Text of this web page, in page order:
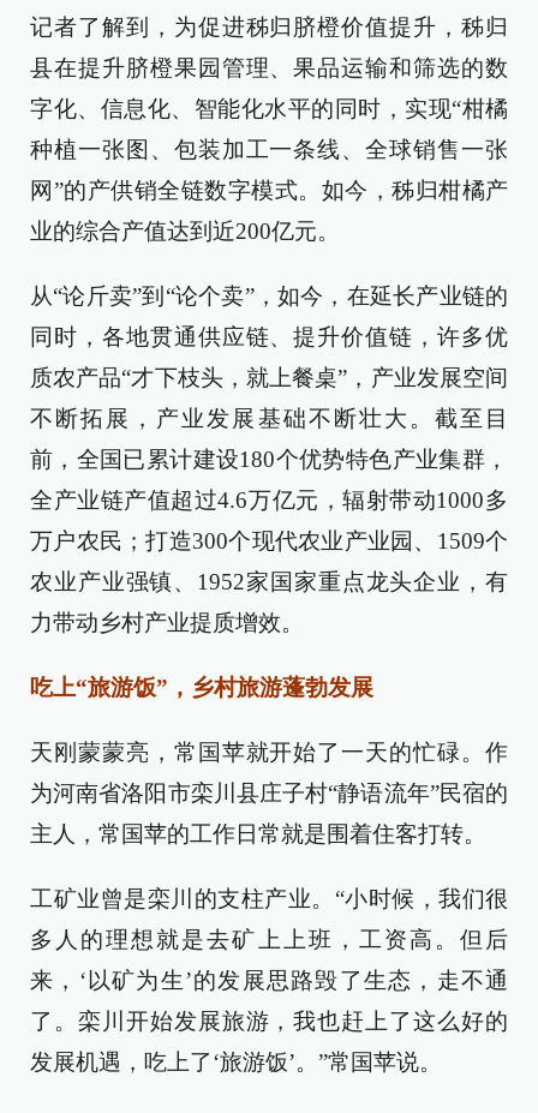
记者了解到，为促进秭归脐橙价值提升，秭归
县在提升脐橙果园管理、果品运输和筛选的数
字化、信息化、智能化水平的同时，实现“柑橘
种植一张图、包装加工一条线、全球销售一张
网”的产供销全链数字模式。如今，秭归柑橘产
业的综合产值达到近200亿元。
从“论斤卖”到“论个卖”，如今，在延长产业链的
同时，各地贯通供应链、提升价值链，许多优
质农产品“才下枝头，就上餐桌”，产业发展空间
不断拓展，产业发展基础不断壮大。截至目
前，全国已累计建设180个优势特色产业集群，
全产业链产值超过4.6万亿元，辐射带动1000多
万户农民；打造300个现代农业产业园、1509个
农业产业强镇、1952家国家重点龙头企业，有
力带动乡村产业提质增效。
吃上“旅游饭”，乡村旅游蓬勃发展
天刚蒙蒙亮，常国苹就开始了一天的忙碌。作
为河南省洛阳市栾川县庄子村“静语流年”民宿的
主人，常国苹的工作日常就是围着住客打转。
工矿业曾是栾川的支柱产业。“小时候，我们很
多人的理想就是去矿上上班，工资高。但后
来，‘以矿为生’的发展思路毁了生态，走不通
了。栾川开始发展旅游，我也赶上了这么好的
发展机遇，吃上了‘旅游饭’。”常国苹说。